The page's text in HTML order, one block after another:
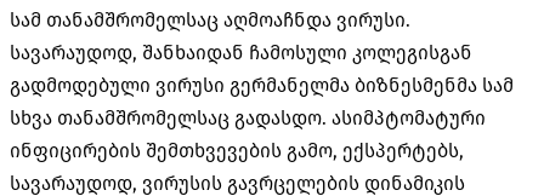
სამ თანამშრომელსაც აღმოაჩნდა ვირუსი.
სავარაუდოდ, შანხაიდან ჩამოსული კოლეგისგან
გადმოდებული ვირუსი გერმანელმა ბიზნესმენმა სამ
სხვა თანამშრომელსაც გადასდო. ასიმპტომატური
ინფიცირების შემთხვევების გამო, ექსპერტებს,
სავარაუდოდ, ვირუსის გავრცელების დინამიკის